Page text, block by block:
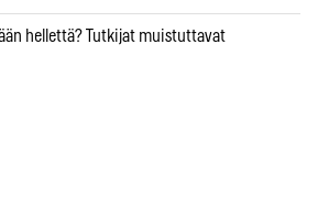
hellettä? Tutkijat muistuttavat